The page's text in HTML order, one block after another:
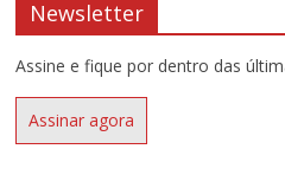
Newsletter
Assine e fique por dentro das
Assinar agora